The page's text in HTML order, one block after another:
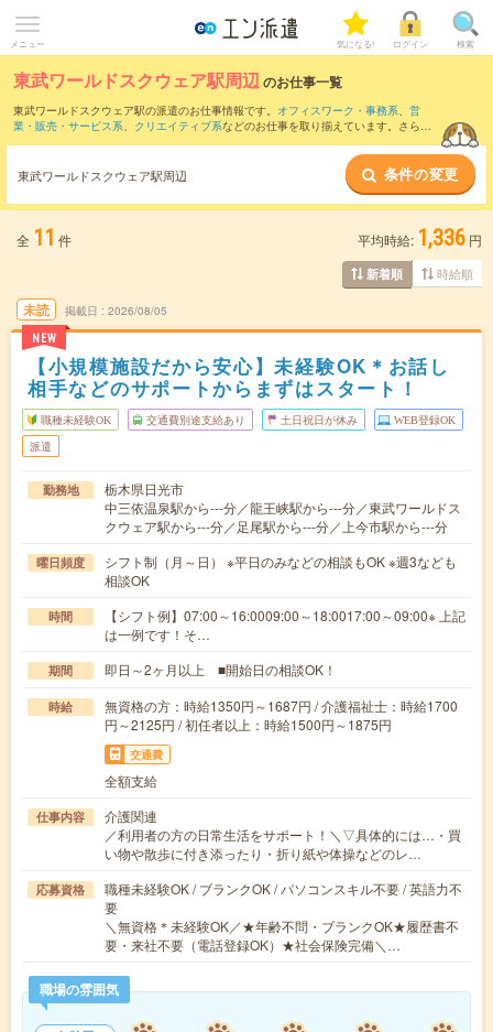
メニュー 気になる! ログイン 検索
東武ワールドスクウェア駅周辺のお仕事一覧
東武ワールドスクウェア駅の派遣のお仕事情報です。 オフィスワーク・事務系、 営
業・販売・サービス系、 クリエイティブ系などのお仕事を取り揃えています。さら
また、
下野大沢駅 ・ 下今市駅 東武日光駅 大桑(栃木県)駅など近隣駅のお仕
事もご確認いただけます。
東武ワールドスクウェア駅周辺 条件の変更
全 11 件 平均時給: 1,336 円
新着順 時給順
未読
NEW
掲載日 2026/08/05
【小規模施設だから安心】未経験OK＊お話し
相手などのサポートからまずはスタート！
職種未経験OK 交通費別途支給あり 土日祝日が休み WEB登録OK
派遣
勤務地
栃木県日光市
中三依温泉駅から---分／龍王峡駅から---分／東武ワールドス
クウェア駅から---分／足尾駅から---分／上今市駅から---分
曜日頻度
シフト制（月～日） ※平日のみなどの相談もOK ※週3なども
相談OK
時間
【シフト例】07:00～16:0009:00～18:0017:00～09:00※ 上記
は一例です！そ…
期間 即日～2ヶ月以上 ■開始日の相談OK！
時給
無資格の方：時給1350円～1687円 / 介護福祉士：時給1700
円～2125円 / 初任者以上：時給1500円～1875円
交通費
全額支給
仕事内容
介護関連
／利用者の方の日常生活をサポート！＼▽具体的には…・買
い物や散歩に付き添ったり・折り紙や体操などのレ…
応募資格
職種未経験OK / ブランクOK / パソコンスキル不要 / 英語力不
要
＼無資格＊未経験OK／★年齢不問・ブランクOK★履歴書不
要・来社不要（電話登録OK）★社会保険完備＼…
職場の雰囲気